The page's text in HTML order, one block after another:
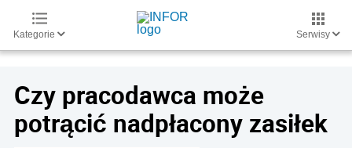
Kategorie Serwisy
Czy pracodawca może
potrącić nadpłacony zasiłek